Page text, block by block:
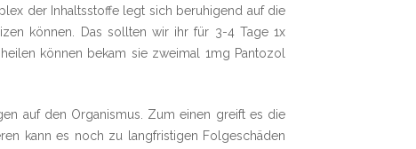
der Inhaltsstoffe legt sich beruhigend auf die
können. Das sollten wir ihr für 3-4 Tage 1x
können bekam sie zweimal 1mg Pantozol
auf den Organismus. Zum einen greift es die
kann es noch zu langfristigen Folgeschäden